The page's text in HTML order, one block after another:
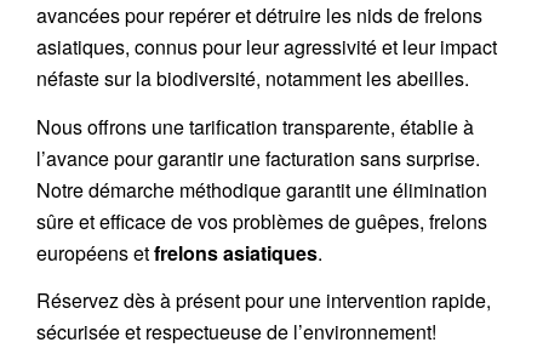
avancées pour repérer et détruire les nids defrelons
asiatiques, connus pour leur agressivité et leur impact
néfaste sur la biodiversité, notamment les abeilles.
Nous offrons unetarification transparente, établie à
l’avance pour garantir une facturation sans surprise.
Notre démarche méthodique garantit une élimination
sûre et efficace de vos problèmes de guêpes, frelons
européens etfrelons asiatiques.
Réservezdès à présent pour une intervention rapide,
sécurisée et respectueuse de l’environnement!